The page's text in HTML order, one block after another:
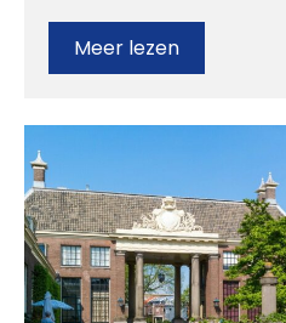
Meer lezen